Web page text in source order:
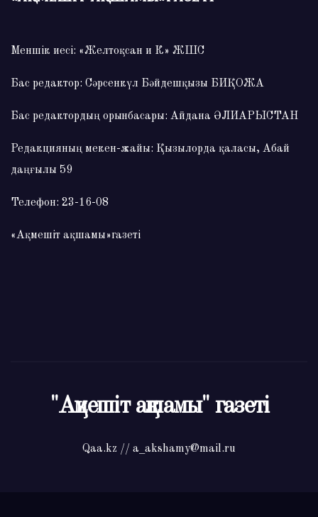
Меншік иесі: «Желтоқсан и К» ЖШС
Бас редактор: Сәрсенкүл Бәйдешқызы БИҚОЖА
Бас редактордың орынбасары: Айдана ӘЛИАРЫСТАН
Редакцияның мекен-жайы: Қызылорда қаласы, Абай
даңғылы 59
Телефон: 23-16-08
«Ақмешіт ақшамы»газеті
"Ақмешіт ақшамы" газеті
Qaa.kz // a_akshamy@mail.ru